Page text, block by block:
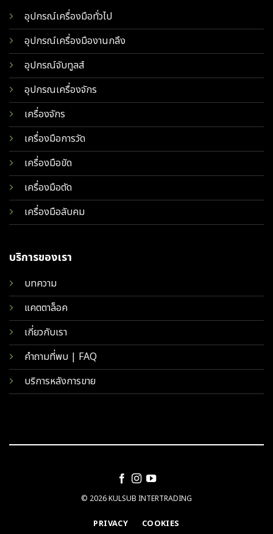
อุปกรณ์เครื่องมือทั่วไป
อุปกรณ์เครื่องมืองานกลึง
อุปกรณ์จับทูลส์
อุปกรณเครื่องจักร
เครื่องจักร
เครื่องมือการวัด
เครื่องมือขัด
เครื่องมือตัด
เครื่องมือลับคม
บริการของเรา
บทความ
แคตตาล็อค
เกี่ยวกับเรา
คำถามที่พบ | FAQ
บริการหลังการขาย
© 2026 KULSUB INTERTRADING
PRIVACY COOKIES